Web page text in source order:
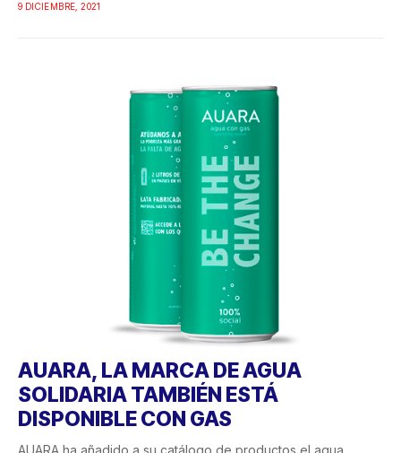
9 DICIEMBRE, 2021
AUARA, LA MARCA DE AGUA
SOLIDARIA TAMBIÉN ESTÁ
DISPONIBLE CON GAS
AUARA ha añadido a su catálogo de productos el agua